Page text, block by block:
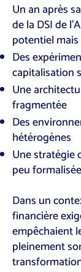
Un an après
de la DSI de
potentiel
Des
capitalisation
Une
fragmentée
Des
hétérogènes
Une stratégie
peu formalisée
Dans un
financière
empêchaient
pleinement